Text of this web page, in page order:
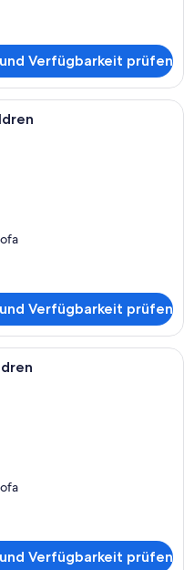
Verfügbarkeit prüfen
modernes Hotelzimmer mit
Verfügbarkeit prüfen
modernes Hotelzimmer mit
Verfügbarkeit prüfen